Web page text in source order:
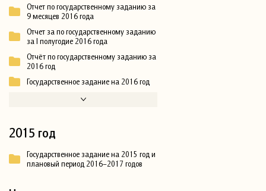
Отчет по государственному заданию за
9 месяцев 2016 года
Отчет за по государственному заданию
за I полугодие 2016 года
Отчёт по государственному заданию за
2016 год
Государственное задание на 2016 год
2015 год
Государственное задание на 2015 год и
плановый период 2016–2017 годов